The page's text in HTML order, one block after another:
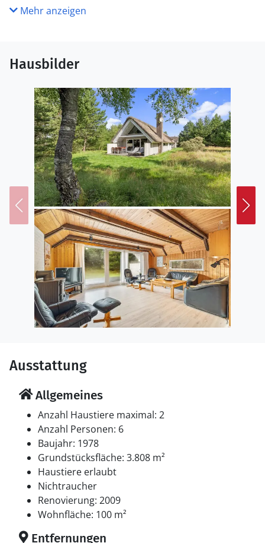
Mehr anzeigen
Hausbilder
Ausstattung
Allgemeines
Anzahl Haustiere maximal: 2
Anzahl Personen: 6
Baujahr: 1978
Grundstücksfläche: 3.808 m²
Haustiere erlaubt
Nichtraucher
Renovierung: 2009
Wohnfläche: 100 m²
Entfernungen